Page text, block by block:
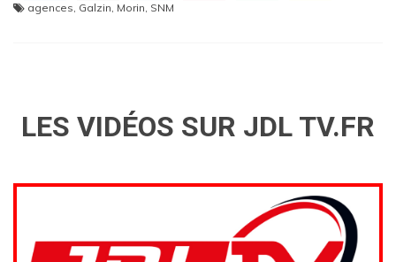
agences, Galzin, Morin, SNM
LES VIDÉOS SUR JDL TV.FR